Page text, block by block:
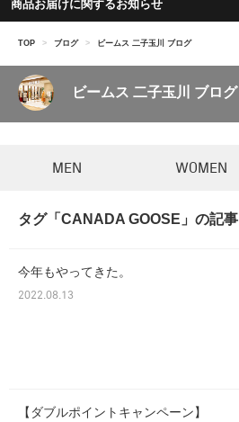
商品お届けに関するお知らせ
TOP > ブログ > ビームス 二子玉川 ブログ
ビームス 二子玉川 ブログ
MEN WOMEN
タグ「CANADA GOOSE」の記事
今年もやってきた。
2022.08.13
【ダブルポイントキャンペーン】